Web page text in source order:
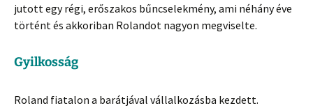
jutott egy régi, erőszakos bűncselekmény, ami néhány éve
történt és akkoriban Rolandot nagyon megviselte.
Gyilkosság
Roland fiatalon a barátjával vállalkozásba kezdett.